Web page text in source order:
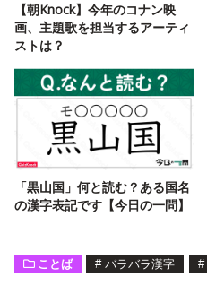
【朝Knock】今年のコナン映
画、主題歌を担当するアーティ
ストは？
「黒山国」何と読む？ある国名
の漢字表記です【今日の一問】
ことば # バラバラ漢字 #